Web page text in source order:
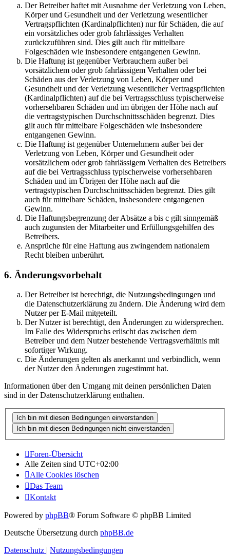
Der Betreiber haftet mit Ausnahme der Verletzung von Leben,
Körper und Gesundheit und der Verletzung wesentlicher
Vertragspflichten (Kardinalpflichten) nur für Schäden, die auf
ein vorsätzliches oder grob fahrlässiges Verhalten
zurückzuführen sind. Dies gilt auch für mittelbare
Folgeschäden wie insbesondere entgangenen Gewinn.
Die Haftung ist gegenüber Verbrauchern außer bei
vorsätzlichem oder grob fahrlässigem Verhalten oder bei
Schäden aus der Verletzung von Leben, Körper und
Gesundheit und der Verletzung wesentlicher Vertragspflichten
(Kardinalpflichten) auf die bei Vertragsschluss typischerweise
vorhersehbaren Schäden und im übrigen der Höhe nach auf
die vertragstypischen Durchschnittsschäden begrenzt. Dies
gilt auch für mittelbare Folgeschäden wie insbesondere
entgangenen Gewinn.
Die Haftung ist gegenüber Unternehmern außer bei der
Verletzung von Leben, Körper und Gesundheit oder
vorsätzlichem oder grob fahrlässigem Verhalten des Betreibers
auf die bei Vertragsschluss typischerweise vorhersehbaren
Schäden und im Übrigen der Höhe nach auf die
vertragstypischen Durchschnittsschäden begrenzt. Dies gilt
auch für mittelbare Schäden, insbesondere entgangenen
Gewinn.
Die Haftungsbegrenzung der Absätze a bis c gilt sinngemäß
auch zugunsten der Mitarbeiter und Erfüllungsgehilfen des
Betreibers.
Ansprüche für eine Haftung aus zwingendem nationalem
Recht bleiben unberührt.
6. Änderungsvorbehalt
Der Betreiber ist berechtigt, die Nutzungsbedingungen und
die Datenschutzerklärung zu ändern. Die Änderung wird dem
Nutzer per E-Mail mitgeteilt.
Der Nutzer ist berechtigt, den Änderungen zu widersprechen.
Im Falle des Widerspruchs erlischt das zwischen dem
Betreiber und dem Nutzer bestehende Vertragsverhältnis mit
sofortiger Wirkung.
Die Änderungen gelten als anerkannt und verbindlich, wenn
der Nutzer den Änderungen zugestimmt hat.
Informationen über den Umgang mit deinen persönlichen Daten
sind in der Datenschutzerklärung enthalten.
Foren-Übersicht
Alle Zeiten sind UTC+02:00
Alle Cookies löschen
Das Team
Kontakt
Powered by phpBB® Forum Software © phpBB Limited
Deutsche Übersetzung durch phpBB.de
Datenschutz | Nutzungsbedingungen